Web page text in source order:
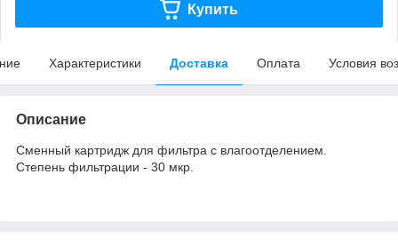
Купить
Характеристики Доставка Оплата Условия
Описание
Сменный картридж для фильтра с влагоотделением.
Степень фильтрации - 30 мкр.